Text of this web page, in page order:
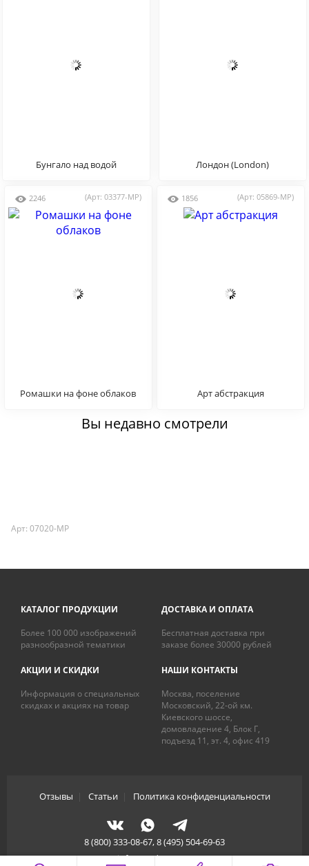
Бунгало над водой Лондон (London)
2246 (Арт: 03377-MP)
Ромашки на фоне облаков
1856 (Арт: 05869-MP)
Арт абстракция
Вы недавно смотрели
Арт: 07020-MP
КАТАЛОГ ПРОДУКЦИИ
Более 100 000 изображений
разнообразной тематики
ДОСТАВКА И ОПЛАТА
Бесплатная доставка при
заказе более 30000 рублей
АКЦИИ И СКИДКИ
Информация о специальных
скидках и акциях на товар
НАШИ КОНТАКТЫ
Москва, поселение
Московский, 22-ой км.
Киевского шоссе,
домовладение 4, Блок Г,
подъезд 11, эт. 4, офис 419
Отзывы Статьи| Политика конфиденциальности
8 (800) 333-08-67, 8 (495) 504-69-63
info@artdecory.ru